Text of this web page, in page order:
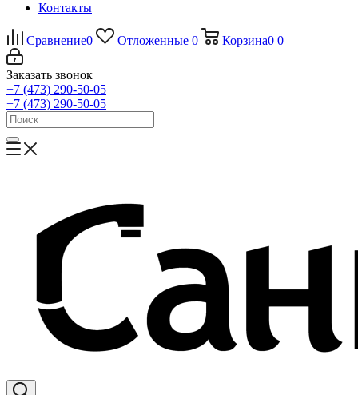
Контакты
Сравнение0 Отложенные 0 Корзина0 0
Заказать звонок
+7 (473) 290-50-05
+7 (473) 290-50-05